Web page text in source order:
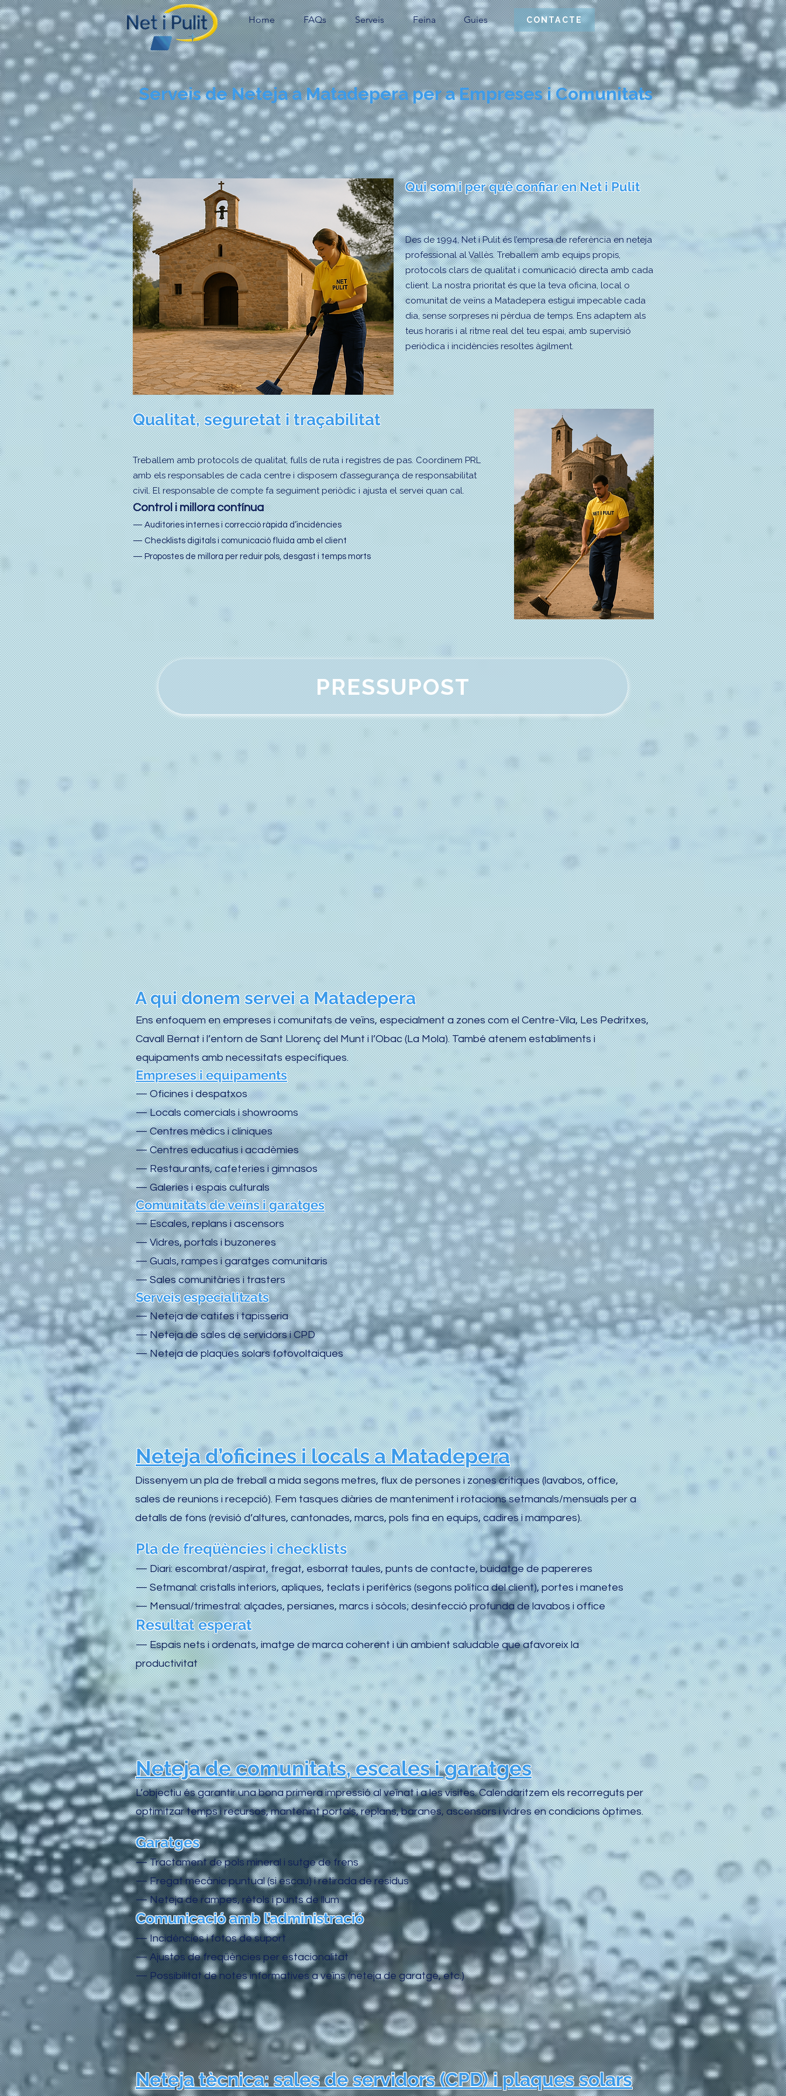
Home FAQs Serveis Feina Guies CONTACTE
Serveis de Neteja a Matadepera per a Empreses i Comunitats
Qui som i per què confiar en Net i Pulit
Des de 1994, Net i Pulit és l’empresa de referència en neteja
professional al Vallès. Treballem amb equips propis,
protocols clars de qualitat i comunicació directa amb cada
client. La nostra prioritat és que la teva oficina, local o
comunitat de veïns a Matadepera estigui impecable cada
dia, sense sorpreses ni pèrdua de temps. Ens adaptem als
teus horaris i al ritme real del teu espai, amb supervisió
periòdica i incidències resoltes àgilment.
Qualitat, seguretat i traçabilitat
Treballem amb protocols de qualitat, fulls de ruta i registres de pas. Coordinem PRL
amb els responsables de cada centre i disposem d’assegurança de responsabilitat
civil. El responsable de compte fa seguiment periòdic i ajusta el servei quan cal.
Control i millora contínua
— Auditories internes i correcció ràpida d’incidències
— Checklists digitals i comunicació fluida amb el client
— Propostes de millora per reduir pols, desgast i temps morts
PRESSUPOST
A qui donem servei a Matadepera
Ens enfoquem en empreses i comunitats de veïns, especialment a zones com el Centre-Vila, Les Pedritxes,
Cavall Bernat i l’entorn de Sant Llorenç del Munt i l’Obac (La Mola). També atenem establiments i
equipaments amb necessitats específiques.
Empreses i equipaments
— Oficines i despatxos
— Locals comercials i showrooms
— Centres mèdics i clíniques
— Centres educatius i acadèmies
— Restaurants, cafeteries i gimnasos
— Galeries i espais culturals
Comunitats de veïns i garatges
— Escales, replans i ascensors
— Vidres, portals i buzoneres
— Guals, rampes i garatges comunitaris
— Sales comunitàries i trasters
Serveis especialitzats
— Neteja de catifes i tapisseria
— Neteja de sales de servidors i CPD
— Neteja de plaques solars fotovoltaiques
Neteja d’oficines i locals a Matadepera
Dissenyem un pla de treball a mida segons metres, flux de persones i zones crítiques (lavabos, office,
sales de reunions i recepció). Fem tasques diàries de manteniment i rotacions setmanals/mensuals per a
detalls de fons (revisió d’altures, cantonades, marcs, pols fina en equips, cadires i mampares).
Pla de freqüències i checklists
— Diari: escombrat/aspirat, fregat, esborrat taules, punts de contacte, buidatge de papereres
— Setmanal: cristalls interiors, apliques, teclats i perifèrics (segons política del client), portes i manetes
— Mensual/trimestral: alçades, persianes, marcs i sòcols; desinfecció profunda de lavabos i office
Resultat esperat
— Espais nets i ordenats, imatge de marca coherent i un ambient saludable que afavoreix la
productivitat
Neteja de comunitats, escales i garatges
L’objectiu és garantir una bona primera impressió al veïnat i a les visites. Calendaritzem els recorreguts per
optimitzar temps i recursos, mantenint portals, replans, baranes, ascensors i vidres en condicions òptimes.
Garatges
— Tractament de pols mineral i sutge de frens
— Fregat mecànic puntual (si escau) i retirada de residus
— Neteja de rampes, rètols i punts de llum
Comunicació amb l’administració
— Incidències i fotos de suport
— Ajustos de freqüències per estacionalitat
— Possibilitat de notes informatives a veïns (neteja de garatge, etc.)
Neteja tècnica: sales de servidors (CPD) i plaques solars